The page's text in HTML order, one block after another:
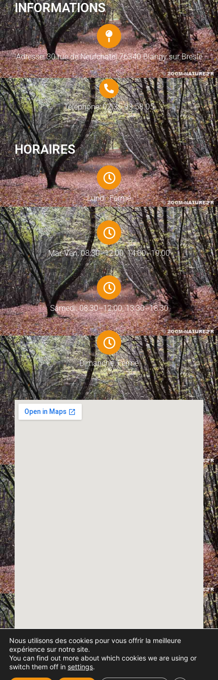
INFORMATIONS
Adresse: 30 rue de Neufchatel 76340 Blangy sur Bresle
Téléphone: 02 35 93 58 05
HORAIRES
Lundi: Fermé
Mar-Ven: 08:30–12:00, 14:00–19:00
Samedi: 08:30–12:00, 13:30–18:30
Dimanche: Fermé
Nous utilisons des cookies pour vous offrir la meilleure
expérience sur notre site.
You can find out more about which cookies we are using or
switch them off in settings.